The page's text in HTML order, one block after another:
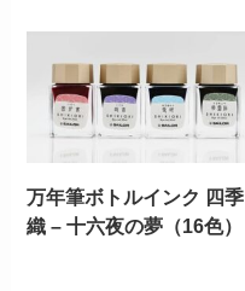
万年筆ボトルインク 四季
織 – 十六夜の夢（16色）